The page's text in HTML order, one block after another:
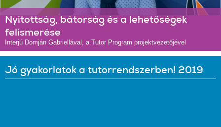
Nyitottság, bátorság és a lehetőségek
felismerése
Interjú Domján Gabriellával, a Tutor Program projektvezetőjével
Jó gyakorlatok a tutorrendszerben! 2019